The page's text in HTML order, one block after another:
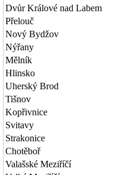
Dvůr Králové nad Labem
Přelouč
Nový Bydžov
Nýřany
Mělník
Hlinsko
Uherský Brod
Tišnov
Kopřivnice
Svitavy
Strakonice
Chotěboř
Valašské Meziříčí